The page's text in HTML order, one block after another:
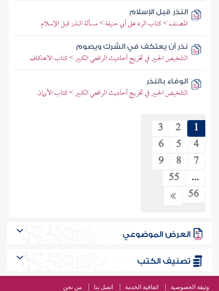
النذر قبل الإسلام
المصنف > كتاب الرد على أبي حنيفة > مسألة النذر قبل الإسلام
نذر أن يعتكف في الشرك ويصوم
التلخيص الحبير في تخريج أحاديث الرافعي الكبير > كتاب الاعتكاف
الوفاء بالنذر
التلخيص الحبير في تخريج أحاديث الرافعي الكبير > كتاب الأيمان
1
2
3
4
5
6
7
8
9
...
55
56
العرض الموضوعي
تصنيف الكتب
وثيقة الخصوصية اتفاقية الخدمة اتصل بنا من نحن